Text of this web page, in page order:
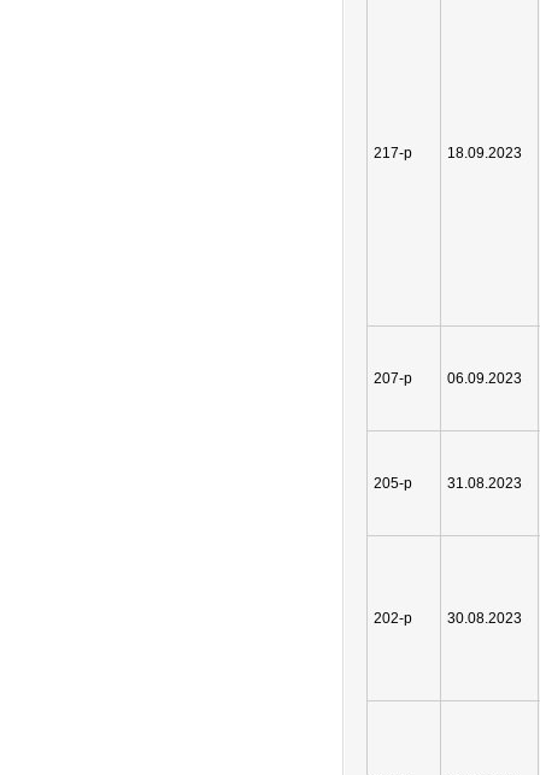
217-р 18.09.2023
207-р 06.09.2023
205-р 31.08.2023
202-р 30.08.2023